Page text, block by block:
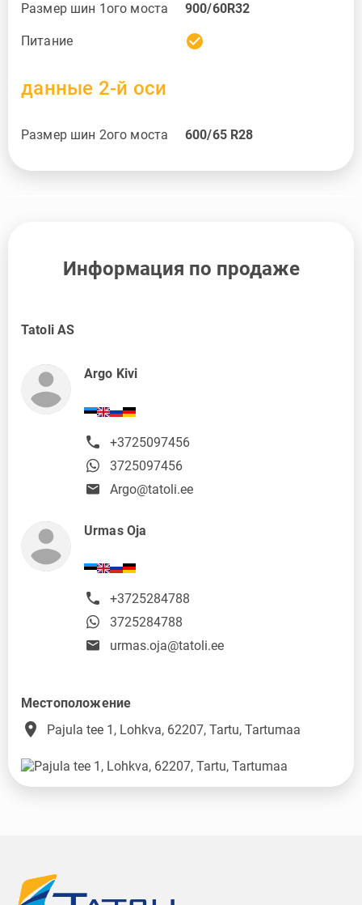
Размер шин 1ого моста 900/60R32
Питание check_circle
данные 2-й оси
Размер шин 2ого моста 600/65 R28
Информация по продаже
Tatoli AS
Argo Kivi
+3725097456
3725097456
Argo@tatoli.ee
Urmas Oja
+3725284788
3725284788
urmas.oja@tatoli.ee
Местоположение
place Pajula tee 1, Lohkva, 62207, Tartu, Tartumaa